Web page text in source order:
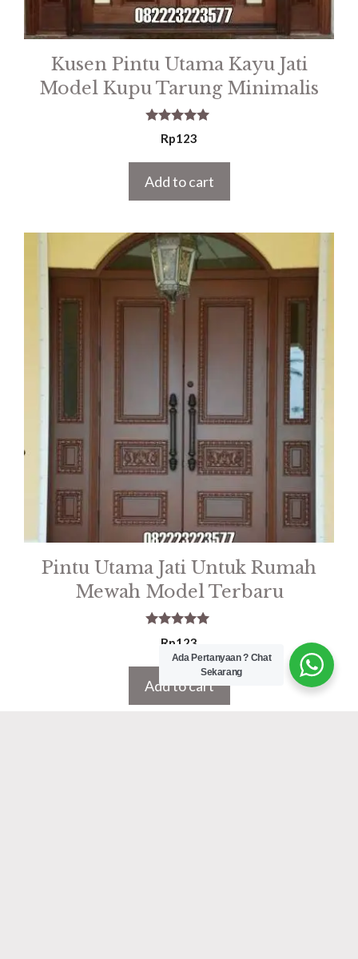
Kusen Pintu Utama Kayu Jati
Model Kupu Tarung Minimalis
5.00
out of 5
Rp123
Add to cart
Pintu Utama Jati Untuk Rumah
Mewah Model Terbaru
5.00
Rp123
Add to cart
Ada Pertanyaan ? Chat
Sekarang